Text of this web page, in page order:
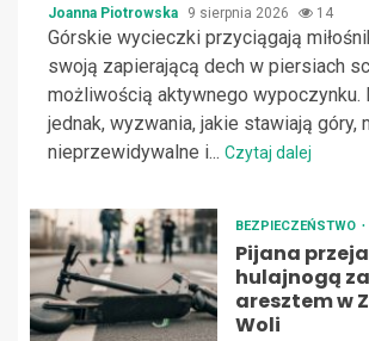
Joanna Piotrowska 9 sierpnia 2026 14
Górskie wycieczki przyciągają
swoją zapierającą dech w piersiach
możliwością aktywnego wypoczynku.
jednak, wyzwania, jakie stawiają góry,
nieprzewidywalne i... Czytaj dalej
BEZPIECZEŃSTWO
Pijana
hulajnogą
aresztem w
Woli